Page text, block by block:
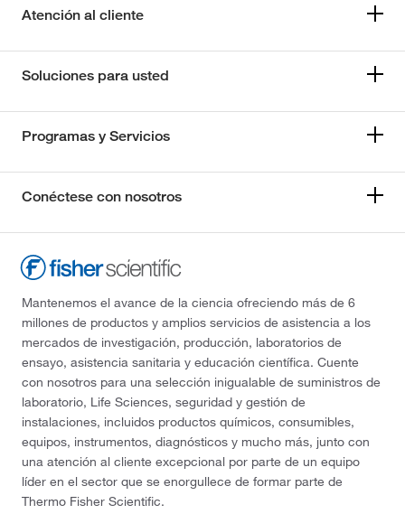
Atención al cliente
Soluciones para usted
Programas y Servicios
Conéctese con nosotros
Mantenemos el avance de la ciencia ofreciendo más de 6
millones de productos y amplios servicios de asistencia a los
mercados de investigación, producción, laboratorios de
ensayo, asistencia sanitaria y educación científica. Cuente
con nosotros para una selección inigualable de suministros de
laboratorio, Life Sciences, seguridad y gestión de
instalaciones, incluidos productos químicos, consumibles,
equipos, instrumentos, diagnósticos y mucho más, junto con
una atención al cliente excepcional por parte de un equipo
líder en el sector que se enorgullece de formar parte de
Thermo Fisher Scientific.